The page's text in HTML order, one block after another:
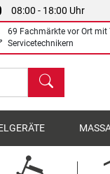
08:00 - 18:00 Uhr
69 Fachmärkte vor Ort mit
Servicetechnikern
Suchen